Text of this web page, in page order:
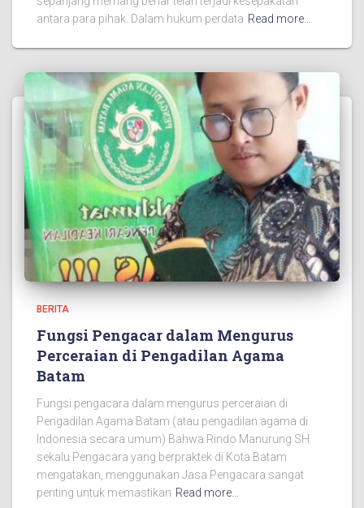
antara para pihak. Dalam hukum perdata Read more…
BERITA
Fungsi Pengacar dalam Mengurus
Perceraian di Pengadilan Agama
Batam
Fungsi pengacara dalam mengurus perceraian di
Pengadilan Agama Batam (atau pengadilan agama di
Indonesia secara umum) Bahwa Rindo Manurung SH
sekalu Pengacara yang berpraktek di Kota Batam
mengatakan, menggunakan Jasa Pengacara sangat
penting untuk memastikan Read more…